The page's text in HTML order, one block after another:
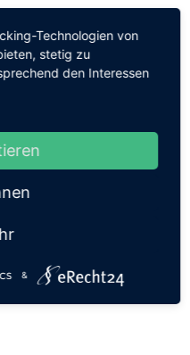
Technologien von
stetig zu
den Interessen
&